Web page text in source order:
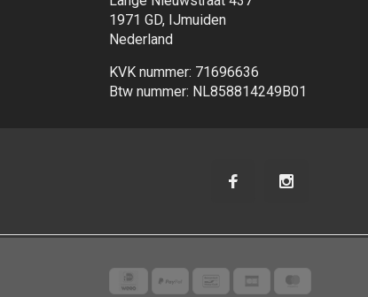
1971 GD, IJmuiden
Nederland
KVK nummer: 71696636
Btw nummer: NL858814249B01